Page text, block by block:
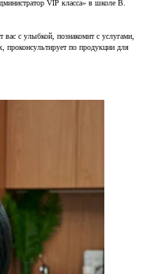
VIP класса» в школе В.
вас с улыбкой, познакомит с услугами,
проконсультирует по продукции для